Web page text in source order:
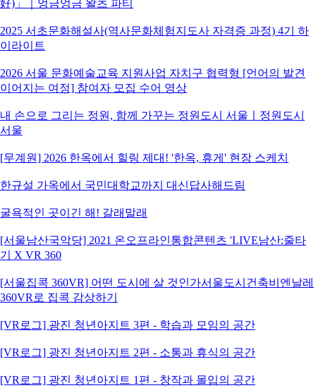
好)」｜엉금엉금 왈츠 파티
2025 서초문화해설사(역사문화체험지도사 자격증 과정) 4기 하
이라이트
2026 서울 문화예술교육 지원사업 자치구 협력형 [언어의 발견
이어지는 여정] 참여자 모집 수어 영상
내 손으로 그리는 정원, 함께 가꾸는 정원도시 서울ㅣ정원도시
서울
[무계원] 2026 한옥에서 힐링 제대! '한옥, 휴게' 현장 스케치
한규설 가옥에서 국민대학교까지 대신답사해드림
굴욕적인 곳이긴 해! 갈래말래
[서울남산국악당] 2021 온오프라인통합콘텐츠 'LIVE남산:줄타
기 X VR 360
[서울집콕 360VR] 어떤 도시에 살 것인가서울도시건축비엔날레
360VR로 집콕 감상하기
[VR로그] 광진 청년아지트 3편 - 학습과 모임의 공간
[VR로그] 광진 청년아지트 2편 - 소통과 휴식의 공간
[VR로그] 광진 청년아지트 1편 - 창작과 몰입의 공간